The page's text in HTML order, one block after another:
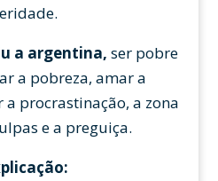
a argentina, ser pobre
a pobreza, amar a
procrastinação, a zona
e a preguiça.